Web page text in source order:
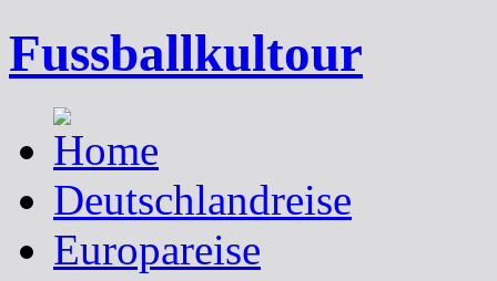
Fussballkultour
Deutschlandreise
Europareise